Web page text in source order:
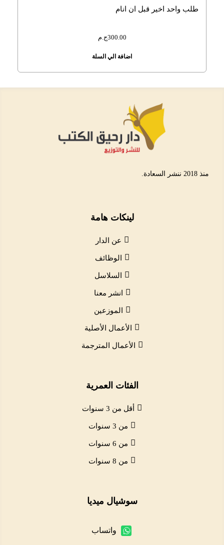
طلب واحد اخير قبل ان انام
اضافة الي السلة
300.00ج.م
منذ 2018 ننشر السعادة.
لينكات هامة
عن الدار
الوظائف
السلاسل
انشر معنا
الموزعين
الأعمال الأصلية
الأعمال المترجمة
الفئات العمرية
أقل من 3 سنوات
من 3 سنوات
من 6 سنوات
من 8 سنوات
سوشيال ميديا
واتساب